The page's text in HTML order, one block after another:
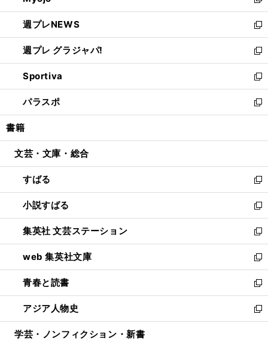
開
く
ウ
で
開
く
ン
ド
ウ
で
開
く
し
い
ウ
ィ
ン
ド
ウ
で
開
週プレNEWS
新
し
い
ウ
ィ
ン
ド
ウ
開
週プレ グラジャパ!
新
し
い
ウ
ィ
ン
ウ
開
く
Sportiva
新
し
い
ウ
ン
ウ
で
開
く
パラスポ
新
し
ウ
ン
ド
ウ
で
開
く
書籍
文芸・文庫・総合
すばる
新
し
い
ウ
ィ
ン
ド
ウ
で
開
く
小説すばる
新
し
い
ウ
ィ
ン
ド
ウ
で
開
集英社 文芸ステーション
新
し
い
ウ
ィ
ン
ド
ウ
web 集英社文庫
新
し
い
ウ
ィ
ン
青春と読書
新
し
い
ウ
アジア人物史
新
し
学芸・ノンフィクション・新書